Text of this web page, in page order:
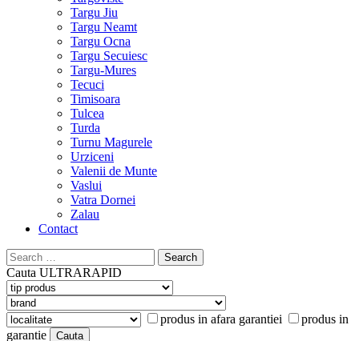
Targu Jiu
Targu Neamt
Targu Ocna
Targu Secuiesc
Targu-Mures
Tecuci
Timisoara
Tulcea
Turda
Turnu Magurele
Urziceni
Valenii de Munte
Vaslui
Vatra Dornei
Zalau
Contact
Search
for:
Cauta ULTRARAPID
produs in afara garantiei
produs in
garantie